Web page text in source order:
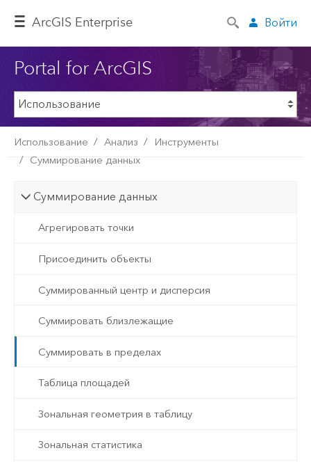
ArcGIS Enterprise Войти
Portal for ArcGIS
Использование Анализ
Инструменты
Суммирование данных
Суммирование данных
Агрегировать точки
Присоединить объекты
Суммированный центр и дисперсия
Суммировать близлежащие
Суммировать в пределах
Таблица площадей
Зональная геометрия в таблицу
Зональная статистика